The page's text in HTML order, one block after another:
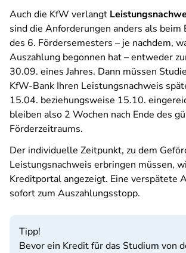
Auch die KfW verlangt
sind die Anforderungen anders als beim
des 6. Fördersemesters – je nachdem,
Auszahlung begonnen hat – entweder
30.09. eines Jahres. Dann müssen
KfW-Bank Ihren Leistungsnachweis
15.04. beziehungsweise 15.10.
bleiben also 2 Wochen nach Ende des
Förderzeitraums.
Der individuelle Zeitpunkt, zu dem
Leistungsnachweis erbringen müssen,
Kreditportal angezeigt. Eine verspätete
sofort zum Auszahlungsstopp.
Tipp!
Bevor ein Kredit für das Studium von